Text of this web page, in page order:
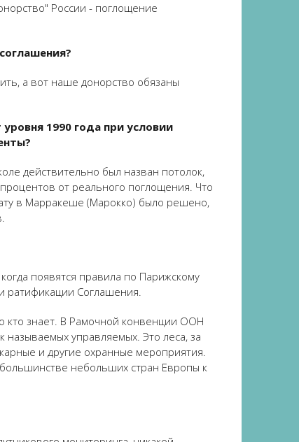
России - поглощение
а вот наше донорство обязаны
1990 года при условии
действительно был назван потолок,
от реального поглощения. Что
в Марракеше (Марокко) было решено,
появятся правила по Парижскому
ратификации Соглашения.
кто знает. В Рамочной конвенции ООН
называемых управляемых. Это леса, за
и другие охранные мероприятия.
небольших стран Европы к